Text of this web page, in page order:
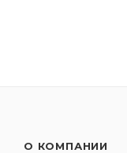
О КОМПАНИИ